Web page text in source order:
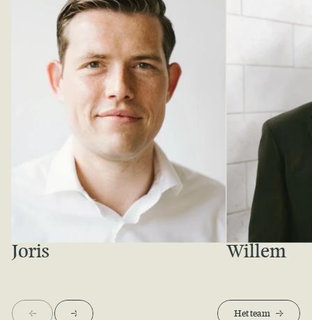
Joris
Meer over Joris
Willem
Meer over
<- -> Het team